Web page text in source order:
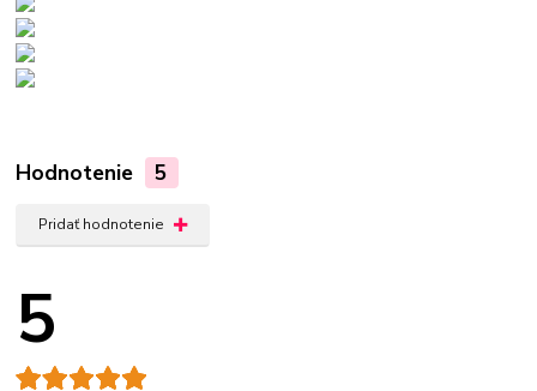
Hodnotenie 5
Pridať hodnotenie
5